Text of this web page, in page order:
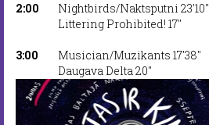
2:00 Nightbirds/Naktsputni 23'10''
Littering Prohibited! 17''
3:00 Musician/Muzikants 17'38''
Daugava Delta 20''